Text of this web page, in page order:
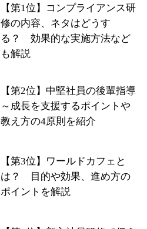
【第1位】コンプライアンス研
修の内容、ネタはどうす
る？ 効果的な実施方法など
も解説
【第2位】中堅社員の後輩指導
～成長を支援するポイントや
教え方の4原則を紹介
【第3位】ワールドカフェと
は？ 目的や効果、進め方の
ポイントを解説